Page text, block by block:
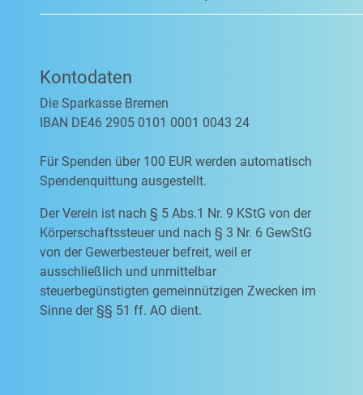
Kontodaten
Die Sparkasse Bremen
IBAN DE46 2905 0101 0001 0043 24
Für Spenden über 100 EUR werden automatisch
Spendenquittung ausgestellt.
Der Verein ist nach § 5 Abs.1 Nr. 9 KStG von der
Körperschaftssteuer und nach § 3 Nr. 6 GewStG
von der Gewerbesteuer befreit, weil er
ausschließlich und unmittelbar
steuerbegünstigten gemeinnützigen Zwecken im
Sinne der §§ 51 ff. AO dient.